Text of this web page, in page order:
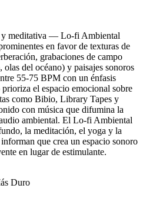
y meditativa — Lo-fi Ambiental
en favor de texturas de
grabaciones de campo
del océano) y paisajes sonoros
55-75 BPM con un énfasis
el espacio emocional sobre
como Bibio, Library Tapes y
con música que difumina la
ambiental. El Lo-fi Ambiental
la meditación, el yoga y la
que crea un espacio sonoro
en lugar de estimulante.
Duro